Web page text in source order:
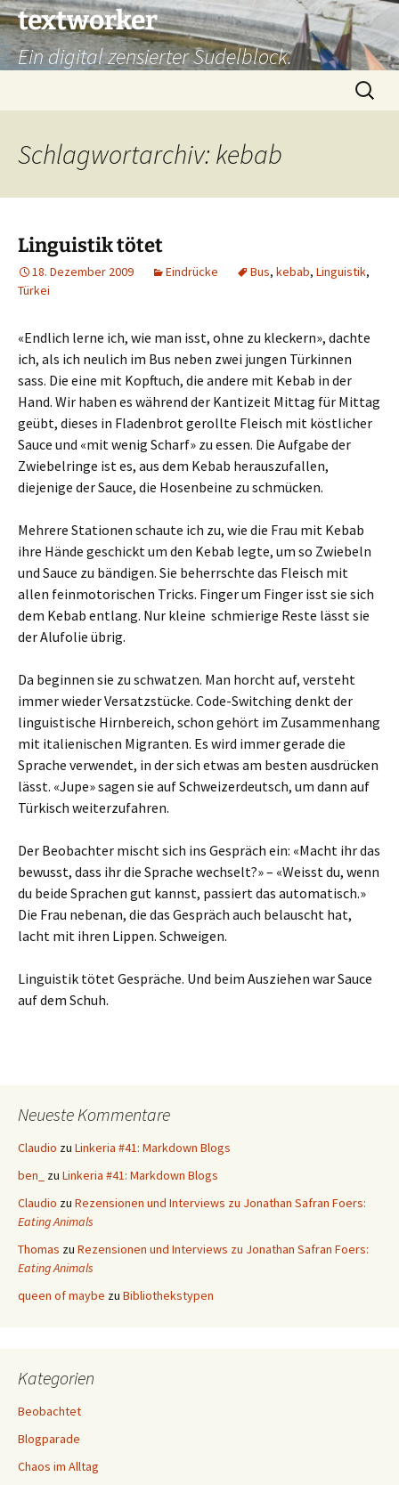
Zum
Inhalt
springen
textworker
Ein digital zensierter Sudelblock.
Suchen
nach:
Schlagwortarchiv: kebab
Linguistik tötet
18. Dezember 2009 Eindrücke Bus, kebab, Linguistik,
Türkei
«Endlich lerne ich, wie man isst, ohne zu kleckern», dachte
ich, als ich neulich im Bus neben zwei jungen Türkinnen
sass. Die eine mit Kopftuch, die andere mit Kebab in der
Hand. Wir haben es während der Kantizeit Mittag für Mittag
geübt, dieses in Fladenbrot gerollte Fleisch mit köstlicher
Sauce und «mit wenig Scharf» zu essen. Die Aufgabe der
Zwiebelringe ist es, aus dem Kebab herauszufallen,
diejenige der Sauce, die Hosenbeine zu schmücken.
Mehrere Stationen schaute ich zu, wie die Frau mit Kebab
ihre Hände geschickt um den Kebab legte, um so Zwiebeln
und Sauce zu bändigen. Sie beherrschte das Fleisch mit
allen feinmotorischen Tricks. Finger um Finger isst sie sich
dem Kebab entlang. Nur kleine schmierige Reste lässt sie
der Alufolie übrig.
Da beginnen sie zu schwatzen. Man horcht auf, versteht
immer wieder Versatzstücke. Code-Switching denkt der
linguistische Hirnbereich, schon gehört im Zusammenhang
mit italienischen Migranten. Es wird immer gerade die
Sprache verwendet, in der sich etwas am besten ausdrücken
lässt. «Jupe» sagen sie auf Schweizerdeutsch, um dann auf
Türkisch weiterzufahren.
Der Beobachter mischt sich ins Gespräch ein: «Macht ihr das
bewusst, dass ihr die Sprache wechselt?» – «Weisst du, wenn
du beide Sprachen gut kannst, passiert das automatisch.»
Die Frau nebenan, die das Gespräch auch belauscht hat,
lacht mit ihren Lippen. Schweigen.
Linguistik tötet Gespräche. Und beim Ausziehen war Sauce
auf dem Schuh.
Neueste Kommentare
Claudio zu Linkeria #41: Markdown Blogs
ben_
zu Linkeria #41: Markdown Blogs
Claudio zu Rezensionen und Interviews zu Jonathan Safran Foers:
Eating Animals
Thomas zu Rezensionen und Interviews zu Jonathan Safran Foers:
Eating Animals
queen of maybe zu Bibliothekstypen
Kategorien
Beobachtet
Blogparade
Chaos im Alltag